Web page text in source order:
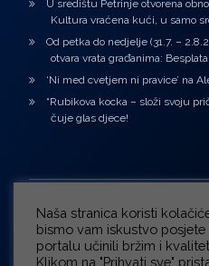
U središtu Petrinje otvorena
Kultura vraćena kući, u samo
Od petka do nedjelje (31.7. –
otvara vrata građanima:
‘Ni med cvetjem ni pravice’ na
“Rubikova kocka – složi svoju
čuje glas djece!
Naša stranica koristi
bismo vam iskustvo posjete
portalu učinili bržim i
Klikom na "Prihvati sve"